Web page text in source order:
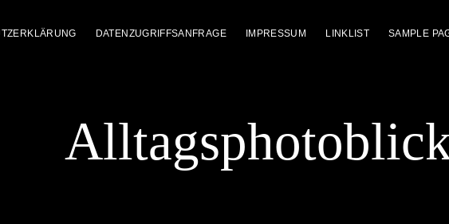
DATENZUGRIFFSANFRAGE IMPRESSUM LINKLIST SAMPLE